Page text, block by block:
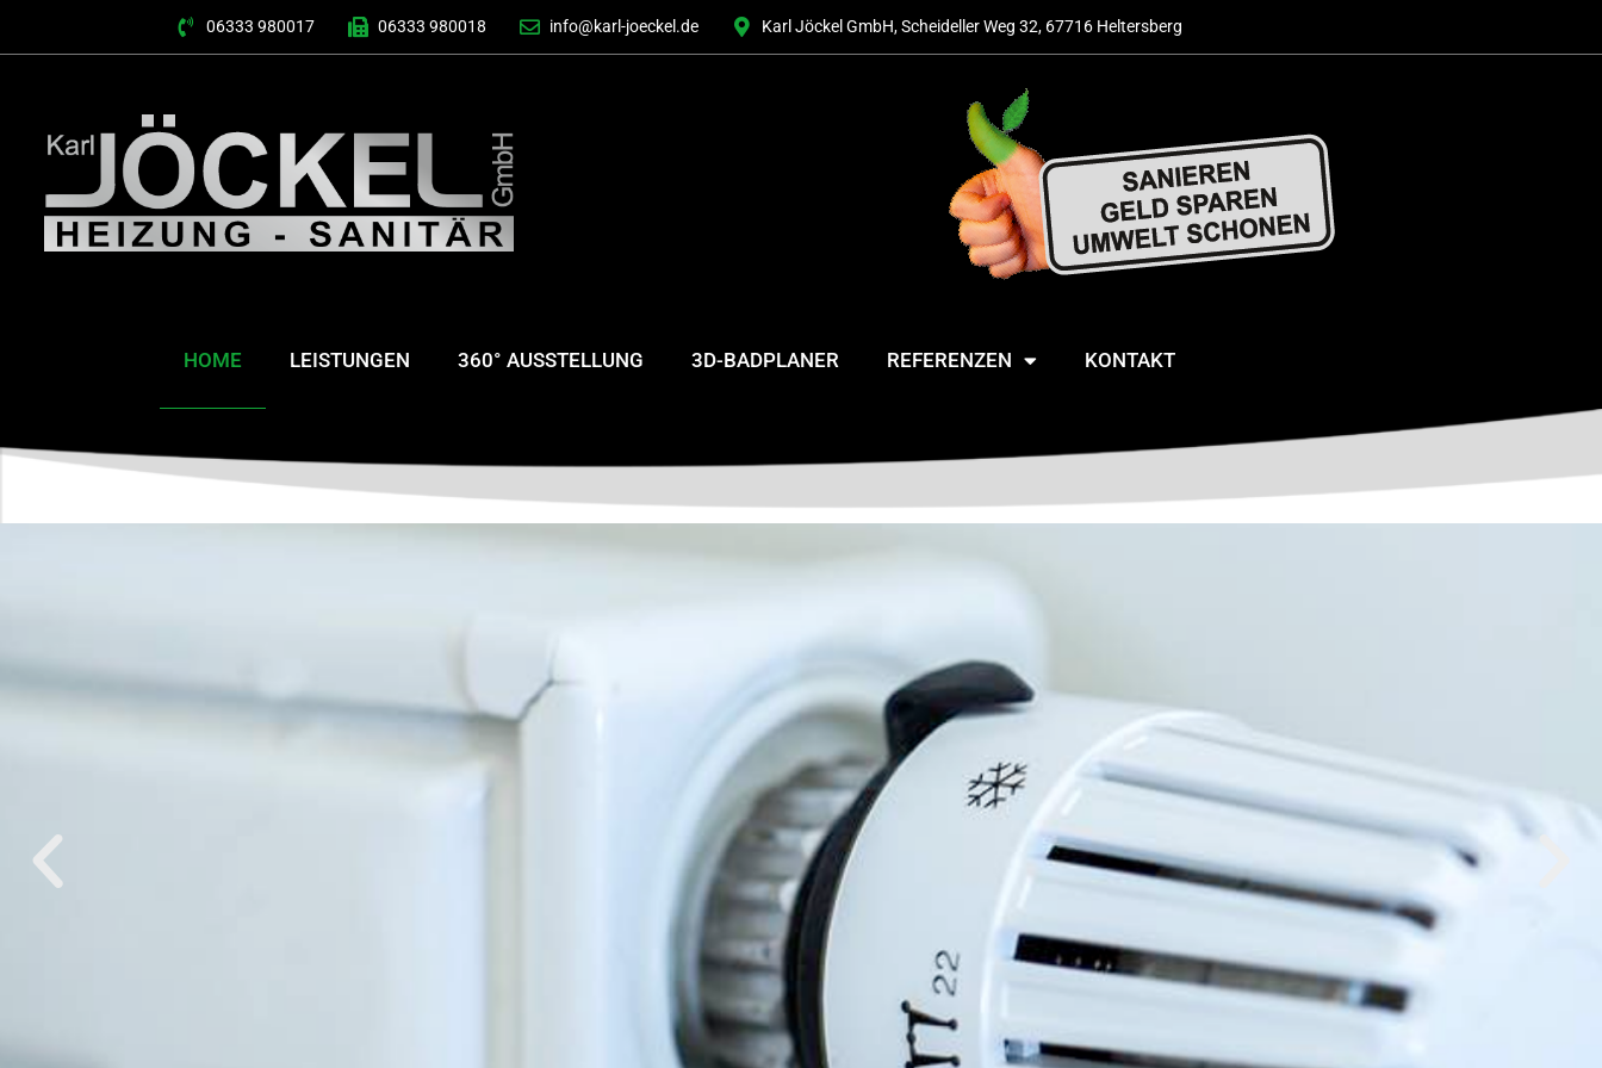
06333 980017 06333 980018 info@karl-joeckel.de Karl Jöckel GmbH, Scheideller Weg 32, 67716 Heltersberg
HOME LEISTUNGEN 360° AUSSTELLUNG 3D-BADPLANER REFERENZEN KONTAKT